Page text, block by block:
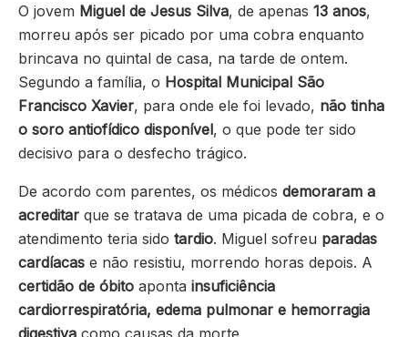
O jovem Miguel de Jesus Silva, de apenas 13 anos,
morreu após ser picado por uma cobra enquanto
brincava no quintal de casa, na tarde de ontem.
Segundo a família, o Hospital Municipal São
Francisco Xavier, para onde ele foi levado, não tinha
o soro antiofídico disponível, o que pode ter sido
decisivo para o desfecho trágico.
De acordo com parentes, os médicos demoraram a
acreditar que se tratava de uma picada de cobra, e o
atendimento teria sido tardio. Miguel sofreu paradas
cardíacas e não resistiu, morrendo horas depois. A
certidão de óbito aponta insuficiência
cardiorrespiratória, edema pulmonar e hemorragia
digestiva como causas da morte.